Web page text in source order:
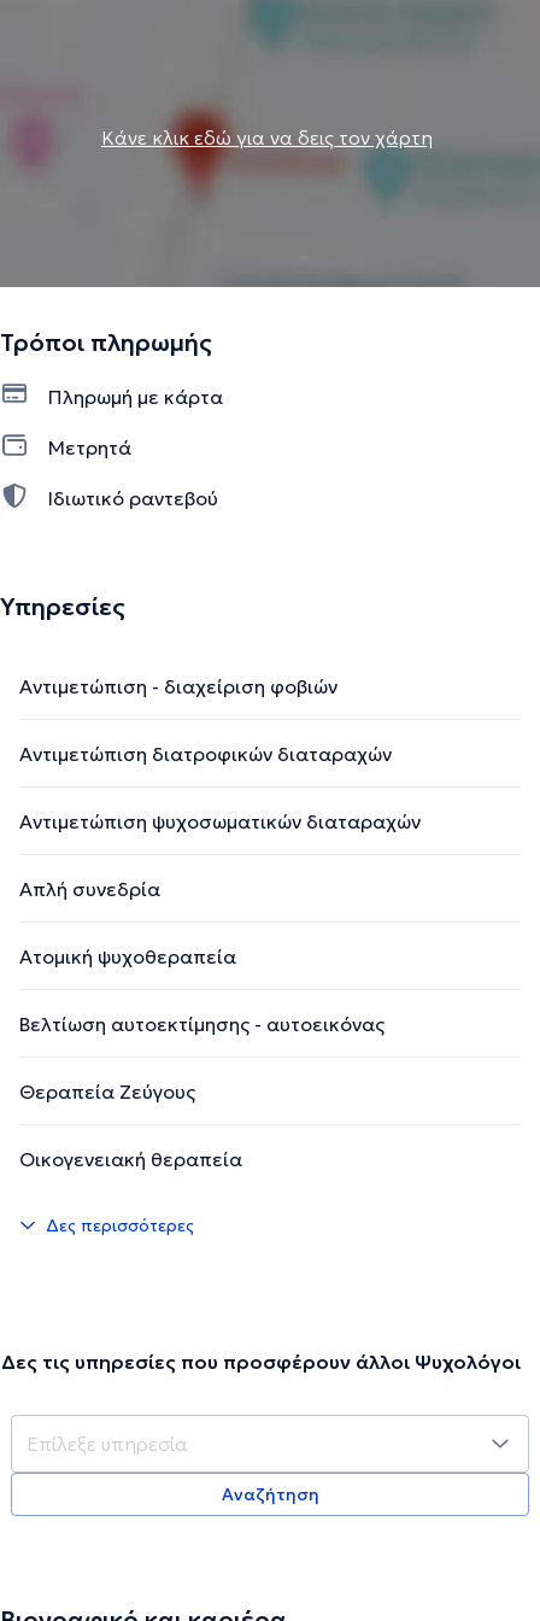
Κάνε κλικ εδώ για να δεις τον χάρτη
Τρόποι πληρωμής
Πληρωμή με κάρτα
Μετρητά
Ιδιωτικό ραντεβού
Υπηρεσίες
Αντιμετώπιση - διαχείριση φοβιών
Αντιμετώπιση διατροφικών διαταραχών
Αντιμετώπιση ψυχοσωματικών διαταραχών
Απλή συνεδρία
Ατομική ψυχοθεραπεία
Βελτίωση αυτοεκτίμησης - αυτοεικόνας
Θεραπεία Ζεύγους
Οικογενειακή θεραπεία
Δες περισσότερες
Δες τις υπηρεσίες που προσφέρουν άλλοι Ψυχολόγοι
Αναζήτηση